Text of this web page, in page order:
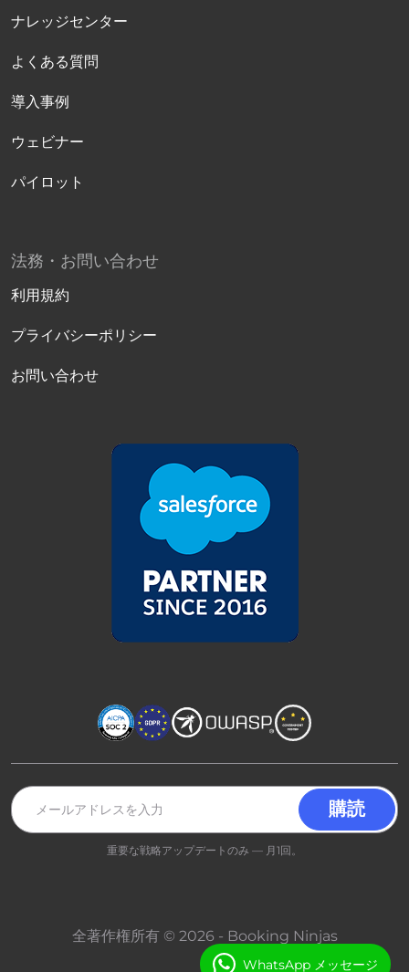
ナレッジセンター
よくある質問
導入事例
ウェビナー
パイロット
法務・お問い合わせ
利用規約
プライバシーポリシー
お問い合わせ
重要な戦略アップデートのみ — 月1回。
全著作権所有 © 2026 - Booking Ninjas
WhatsApp メッセージ